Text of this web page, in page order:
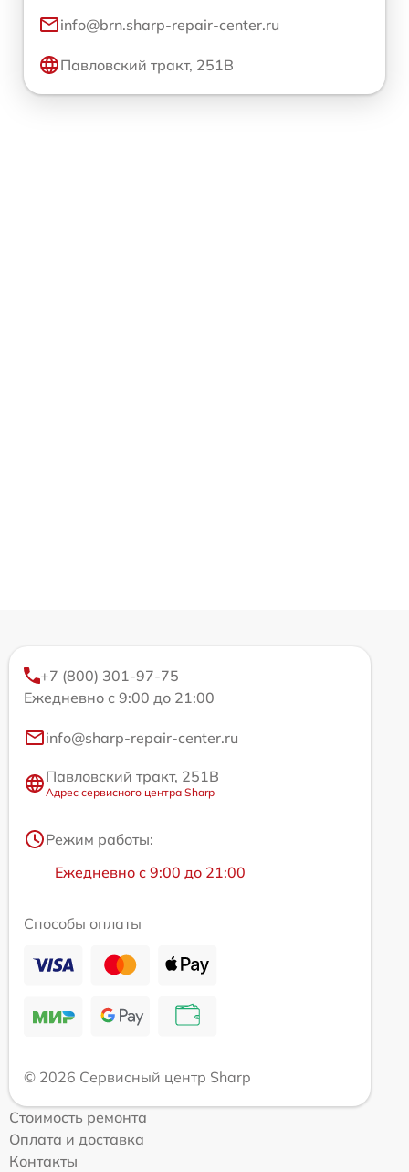
info@brn.sharp-repair-center.ru
Павловский тракт, 251В
+7 (800) 301-97-75
Ежедневно с 9:00 до 21:00
info@sharp-repair-center.ru
Павловский тракт, 251В
Адрес сервисного центра Sharp
Режим работы:
Ежедневно с 9:00 до 21:00
Способы оплаты
© 2026 Сервисный центр Sharp
Стоимость ремонта
Оплата и доставка
Контакты